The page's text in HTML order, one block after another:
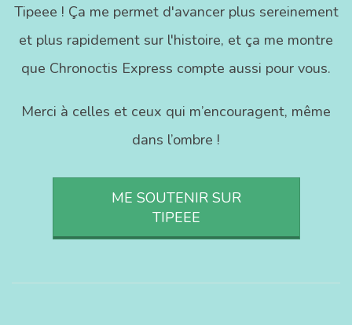
Tipeee ! Ça me permet d'avancer plus sereinement
et plus rapidement sur l'histoire, et ça me montre
que Chronoctis Express compte aussi pour vous.
Merci à celles et ceux qui m’encouragent, même
dans l’ombre !
ME SOUTENIR SUR
TIPEEE